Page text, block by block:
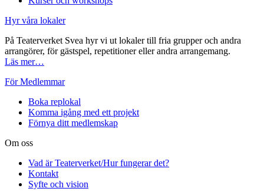
Hyr våra lokaler
På Teaterverket Svea hyr vi ut lokaler till fria grupper och andra
arrangörer, för gästspel, repetitioner eller andra arrangemang.
Läs mer…
För Medlemmar
Boka replokal
Komma igång med ett projekt
Förnya ditt medlemskap
Om oss
Vad är Teaterverket/Hur fungerar det?
Kontakt
Syfte och vision